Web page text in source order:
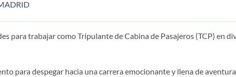
para trabajar como Tripulante de Cabina de Pasajeros (TCP) en
para despegar hacia una carrera emocionante y llena de